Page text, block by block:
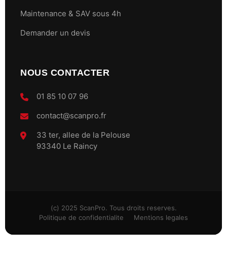
Maintenance & SAV sous 4h
Demander un devis
NOUS CONTACTER
01 85 10 07 96
contact@scanpro.fr
33 ter, allee de la Pelouse
93340 Le Raincy
(c) 2025 ScanPro. Tous droits reserves.
Politique de confidentialite
Mentions legales